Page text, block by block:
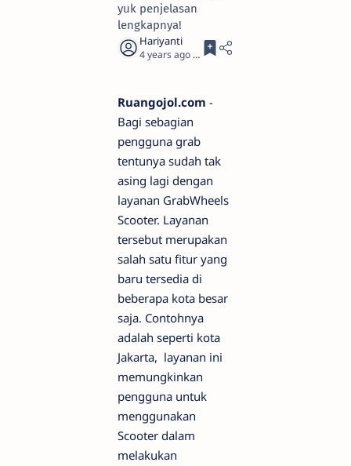
yuk penjelasan
lengkapnya!
4 years ago 2
Ruangojol.com -
Bagi sebagian
pengguna grab
tentunya sudah tak
asing lagi dengan
layanan GrabWheels
Scooter. Layanan
tersebut merupakan
salah satu fitur yang
baru tersedia di
beberapa kota besar
saja. Contohnya
adalah seperti kota
Jakarta, layanan ini
memungkinkan
pengguna untuk
menggunakan
Scooter dalam
melakukan